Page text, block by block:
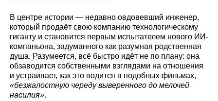
В центре истории — недавно овдовевший инженер,
который продаёт свою компанию технологическому
гиганту и становится первым испытателем нового ИИ-
компаньона, задуманного как разумная родственная
душа. Разумеется, всё быстро идёт не по плану: она
обзаводится собственными взглядами на отношения
и устраивает, как это водится в подобных фильмах,
«безжалостную череду выверенного до мелочей
насилия».